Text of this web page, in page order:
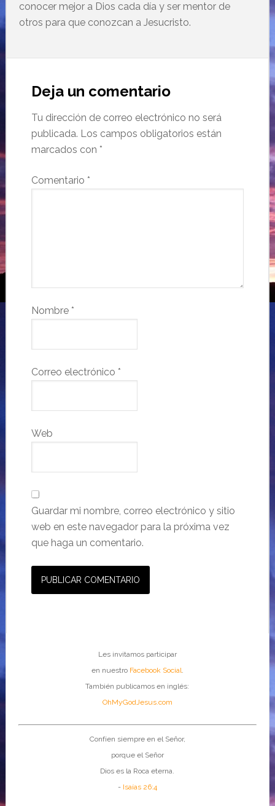
conocer mejor a Dios cada día y ser mentor de
otros para que conozcan a Jesucristo.
Deja un comentario
Tu dirección de correo electrónico no será
publicada. Los campos obligatorios están
marcados con *
Comentario *
Nombre *
Correo electrónico *
Web
Guardar mi nombre, correo electrónico y sitio
web en este navegador para la próxima vez
que haga un comentario.
Les invitamos participar
en nuestro Facebook Social.
También publicamos en inglés:
OhMyGodJesus.com
Confíen siempre en el Señor,
porque el Señor
Dios es la Roca eterna.
- Isaías 26:4